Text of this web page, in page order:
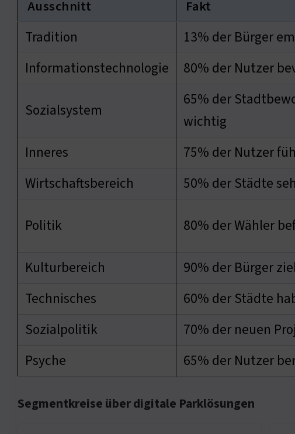
Ausschnitt Fakt
Tradition 13% der Bürger
Informationstechnologie
80% der Nutzer
Sozialsystem
65% der
wichtig
Inneres 75% der Nutzer
Wirtschaftsbereich
50% der Städte
Politik 80% der Wähler
Kulturbereich
90% der Bürger
Technisches
60% der Städte
Sozialpolitik
70% der neuen
Psyche
65% der Nutzer
Segmentkreise über digitale Parklösungen